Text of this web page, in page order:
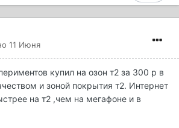
11 Июня
купил на озон т2 за 300 р в
и зоной покрытия т2. Интернет
на т2 ,чем на мегафоне и в